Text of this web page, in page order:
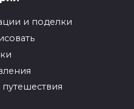
и поделки